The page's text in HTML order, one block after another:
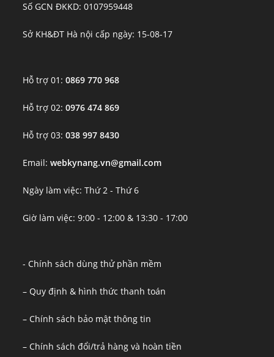
Số GCN ĐKKD: 0107959448
Sở KH&ĐT Hà nội cấp ngày: 15-08-17
Hỗ trợ 01:0869 770 968
Hỗ trợ 02:0976 474 869
Hỗ trợ 03:038 997 8430
Email:webkynang.vn@gmail.com
Ngày làm việc: Thứ 2 - Thứ 6
Giờ làm việc: 9:00 - 12:00 & 13:30 - 17:00
- Chính sách dùng thử phần mềm
– Quy định & hình thức thanh toán
– Chính sách bảo mật thông tin
– Chính sách đổi/trả hàng và hoàn tiền